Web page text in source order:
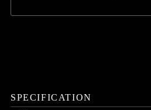
SPECIFICATION